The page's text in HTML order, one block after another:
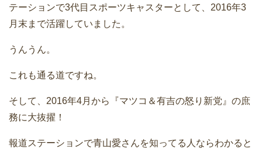
テーションで3代目スポーツキャスターとして、2016年3
月末まで活躍していました。
うんうん。
これも通る道ですね。
そして、2016年4月から『マツコ＆有吉の怒り新党』の庶
務に大抜擢！
報道ステーションで青山愛さんを知ってる人ならわかると